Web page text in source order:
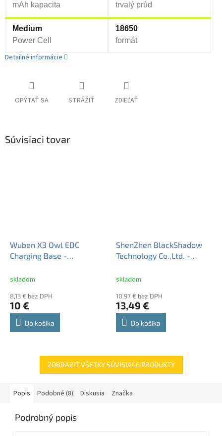
mAh kapacita
trvalý prúd
Medium
Power Cell
18650
formát
Detailné informácie
OPÝTAŤ SA STRÁŽIŤ ZDIEĽAŤ
Súvisiaci tovar
Wuben X3 Owl EDC
Charging Base -
USB-C
skladom
8,13 € bez DPH
10 €
Do košíka
ShenZhen BlackShadow
Technology Co.,Ltd. -
Ion cyklistické Aku packy
skladom
10,97 € bez DPH
13,49 €
Do košíka
ZOBRAZIŤ VŠETKY SÚVISIACE PRODUKTY
Popis Podobné (8) Diskusia Značka
Podrobný popis